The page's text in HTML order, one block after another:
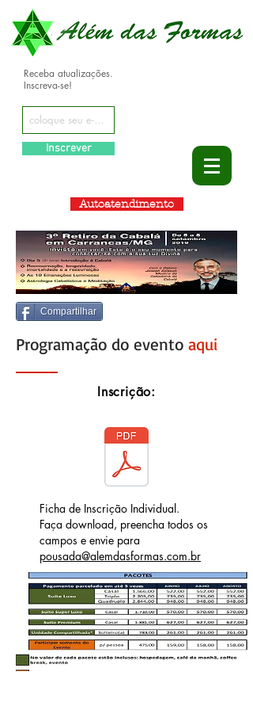
Receba atualizações.
Inscreva-se!
Inscrever
Autoatendimento
Compartilhar
Programação do evento aqui
Inscrição:
Ficha de Inscrição Individual.
Faça download, preencha todos os
campos e envie para
pousada@alemdasformas.com.br